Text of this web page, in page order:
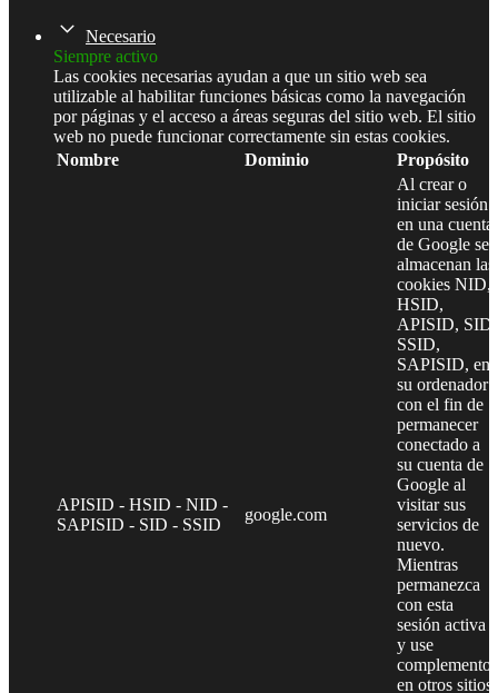
Necesario
Siempre activo
Las cookies necesarias ayudan a que un sitio web sea
utilizable al habilitar funciones básicas como la navegación
por páginas y el acceso a áreas seguras del sitio web. El sitio
web no puede funcionar correctamente sin estas cookies.
Nombre
Dominio Propósito
APISID - HSID - NID -
SAPISID - SID - SSID
google.com
Al crear o
iniciar sesión
en una cuenta
de Google se
almacenan las
cookies NID,
HSID,
APISID, SID,
SSID,
SAPISID, en
su ordenador
con el fin de
permanecer
conectado a
su cuenta de
Google al
visitar sus
servicios de
nuevo.
Mientras
permanezca
con esta
sesión activa
y use
complementos
en otros sitios